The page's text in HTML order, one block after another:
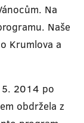
Na
Naše
Krumlova a
5. 2014 po
obdržela z